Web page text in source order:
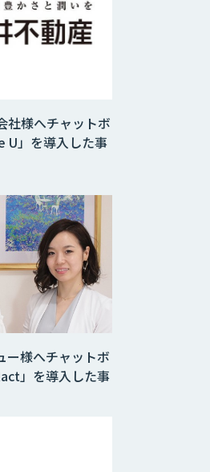
ー様へチャットボ
」を導入した事
社様へチャットボ
U」を導入した事